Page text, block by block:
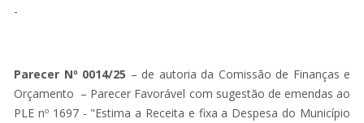
-
Parecer Nº 0014/25 – de autoria da Comissão de Finanças e
Orçamento ­ – Parecer Favorável com sugestão de emendas ao
PLE nº 1697 - "Estima a Receita e fixa a Despesa do Município